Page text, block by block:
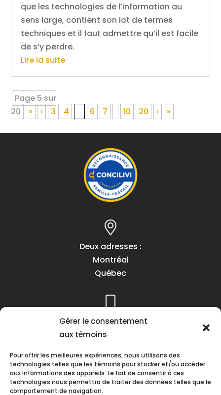
Gérer le consentement
aux témoins
Pour offrir les meilleures expériences, nous utilisons des
technologies telles que les témoins pour stocker et/ou accéder
aux informations des appareils. Le fait de consentir à ces
technologies nous permettra de traiter des données telles que le
comportement de navigation.
que les technologies de l’information au
sens large, contient son lot de termes
techniques et il faut admettre qu’il est facile
de s’y perdre.
Lire la suite
Page 5 sur
20
« ‹ 3 4 6 7 10 20 › »
Deux adresses :
Montréal
Québec
Téléphone :
(418) 622-1001